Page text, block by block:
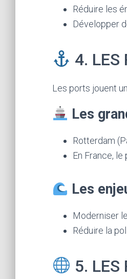
Réduire les
Développer
4. LES
Les ports jouent
Les
Rotterdam
En France,
Les
Moderniser
Réduire la
5. LES